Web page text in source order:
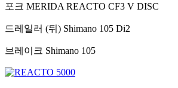
포크 MERIDA REACTO CF3 V DISC
드레일러 (뒤) Shimano 105 Di2
브레이크 Shimano 105